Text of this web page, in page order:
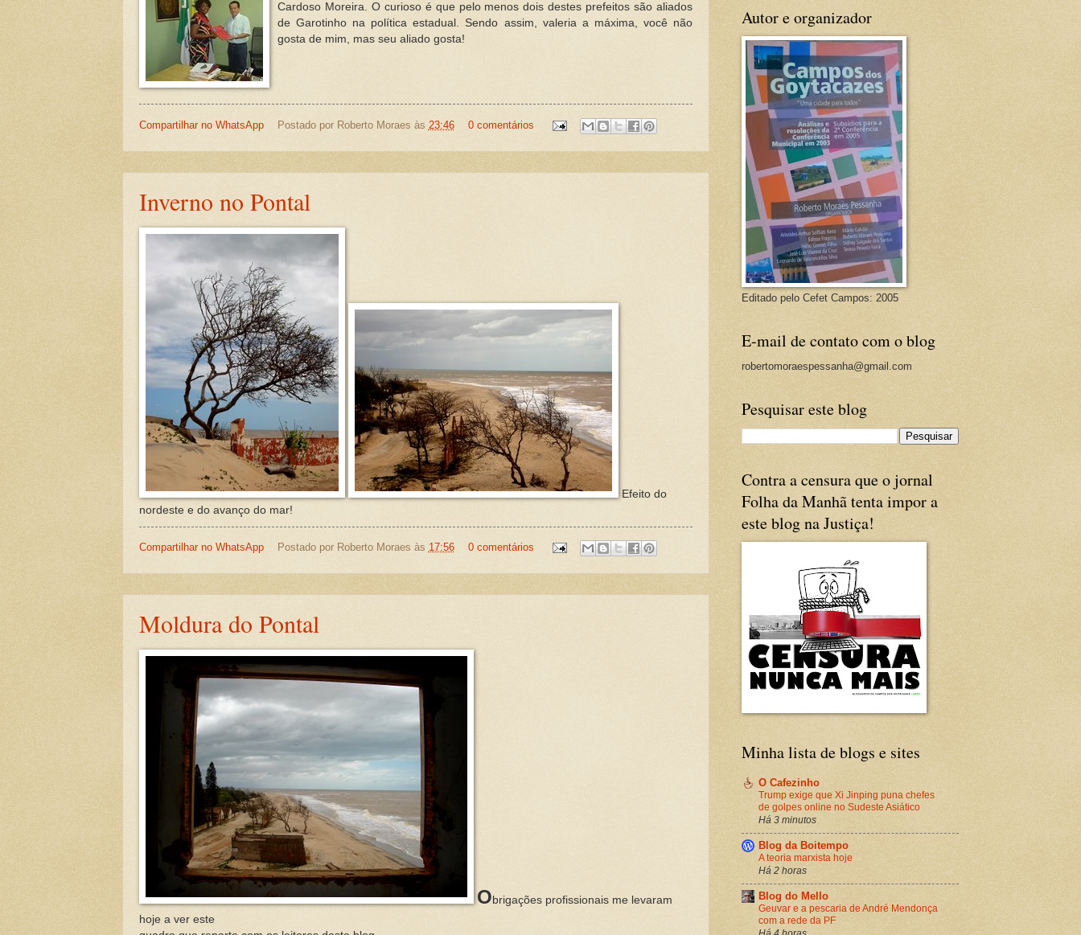
Cardoso Moreira. O curioso é que pelo menos dois destes prefeitos são aliados
de Garotinho na política estadual. Sendo assim, valeria a máxima, você não
gosta de mim, mas seu aliado gosta!
Compartilhar no WhatsApp Postado por Roberto Moraes às 23:46 0 comentários
Inverno no Pontal
Efeito do
nordeste e do avanço do mar!
Compartilhar no WhatsApp Postado por Roberto Moraes às 17:56 0 comentários
Moldura do Pontal
O brigações profissionais me levaram
hoje a ver este
Autor e organizador
Editado pelo Cefet Campos: 2005
E-mail de contato com o blog
robertomoraespessanha@gmail.com
Pesquisar este blog
Contra a censura que o jornal
Folha da Manhã tenta impor a
este blog na Justiça!
Minha lista de blogs e sites
O Cafezinho
Trump exige que Xi Jinping puna chefes
de golpes online no Sudeste Asiático
Há 3 minutos
Blog da Boitempo
A teoria marxista hoje
Há 2 horas
Blog do Mello
Geuvar e a pescaria de André Mendonça
com a rede da PF
Há 4 horas